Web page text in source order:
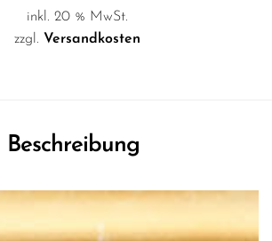
inkl. 20 % MwSt.
zzgl. Versandkosten
Beschreibung